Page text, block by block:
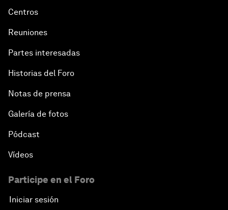
Centros
Reuniones
Partes interesadas
Historias del Foro
Notas de prensa
Galería de fotos
Pódcast
Vídeos
Participe en el Foro
Iniciar sesión